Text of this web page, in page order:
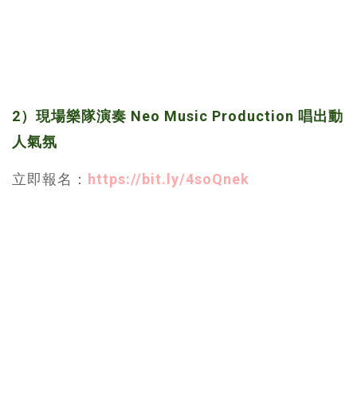
2）現場樂隊演奏 Neo Music Production 唱出動
人氣氛
立即報名： https://bit.ly/4soQnek